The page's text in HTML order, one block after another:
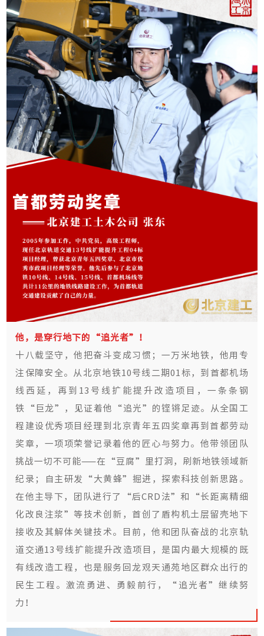
他，是穿行地下的“追光者”！
十八载坚守，他把奋斗变成习惯；一万米地铁，他用专
注保障安全。从北京地铁10号线二期01标，到首都机场
线西延，再到13号线扩能提升改造项目，一条条钢
铁“巨龙”，见证着他“追光”的铿锵足迹。从全国工
程建设优秀项目经理到北京青年五四奖章再到首都劳动
奖章，一项项荣誉记录着他的匠心与努力。他带领团队
挑战一切不可能——在“豆腐”里打洞，刷新地铁领域新
纪录；自主研发“大黄蜂”掘进，探索科技创新思路。
在他主导下，团队进行了“后CRD法”和“长距离精细
化改良注浆”等技术创新，首创了盾构机土层留壳地下
接收及其解体关键技术。目前，他和团队奋战的北京轨
道交通13号线扩能提升改造项目，是国内最大规模的既
有线改造工程，也是服务回龙观天通苑地区群众出行的
民生工程。激流勇进、勇毅前行，“追光者”继续努
力！